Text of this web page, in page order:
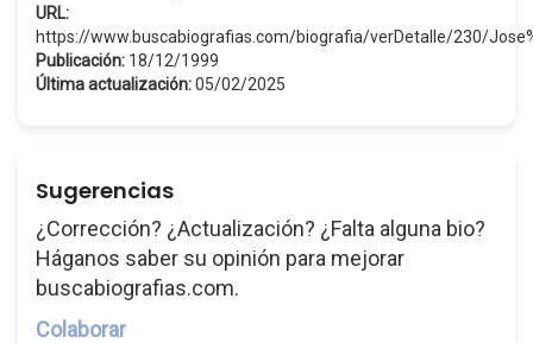
URL:
https://www.buscabiografias.com/biografia/verDetalle/230/
Publicación: 18/12/1999
Última actualización:05/02/2025
Sugerencias
¿Corrección? ¿Actualización? ¿Falta alguna bio?
Háganos saber su opinión para mejorar
buscabiografias.com.
Colaborar